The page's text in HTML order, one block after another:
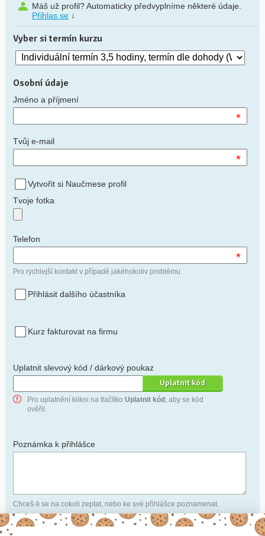
Máš už profil? Automaticky předvyplníme některé údaje.
Přihlas se↓
Vyber si termín kurzu
Osobní údaje
Jméno a příjmení
*
Tvůj e-mail
*
Vytvořit si Naučmese profil
Tvoje fotka
Telefon
*
Pro rychlejší kontakt v případě jakéhokoliv problému.
Přihlásit dalšího účastníka
Kurz fakturovat na firmu
Uplatnit slevový kód / dárkový poukaz
Pro uplatnění klikni na tlačítko Uplatnit kód , aby se kód
ověřil.
Poznámka k přihlášce
Chceš-li se na cokoli zeptat, nebo ke své přihlášce poznamenat.
Anonymní profil – odesláním přihlášky se automaticky